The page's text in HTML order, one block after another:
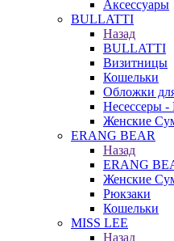
Аксессуары
BULLATTI
Назад
BULLATTI
Визитницы
Кошельки
Обложки
Несессеры -
Женские
ERANG BEAR
Назад
ERANG
Женские
Рюкзаки
Кошельки
MISS LEE
Назад